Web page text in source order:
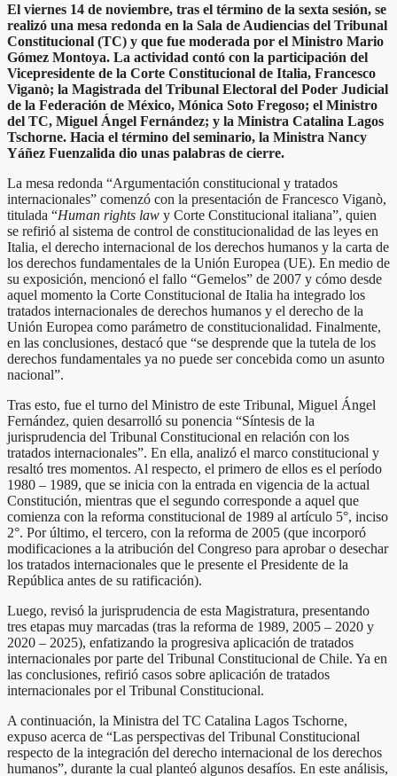
El viernes 14 de noviembre, tras el término de la sexta sesión, se
realizó una mesa redonda en la Sala de Audiencias del Tribunal
Constitucional (TC) y que fue moderada por el Ministro Mario
Gómez Montoya. La actividad contó con la participación del
Vicepresidente de la Corte Constitucional de Italia, Francesco
Viganò; la Magistrada del Tribunal Electoral del Poder Judicial
de la Federación de México, Mónica Soto Fregoso; el Ministro
del TC, Miguel Ángel Fernández; y la Ministra Catalina Lagos
Tschorne. Hacia el término del seminario, la Ministra Nancy
Yáñez Fuenzalida dio unas palabras de cierre.
La mesa redonda “Argumentación constitucional y tratados
internacionales” comenzó con la presentación de Francesco Viganò,
titulada “Human rights law y Corte Constitucional italiana”, quien
se refirió al sistema de control de constitucionalidad de las leyes en
Italia, el derecho internacional de los derechos humanos y la carta de
los derechos fundamentales de la Unión Europea (UE). En medio de
su exposición, mencionó el fallo “Gemelos” de 2007 y cómo desde
aquel momento la Corte Constitucional de Italia ha integrado los
tratados internacionales de derechos humanos y el derecho de la
Unión Europea como parámetro de constitucionalidad. Finalmente,
en las conclusiones, destacó que “se desprende que la tutela de los
derechos fundamentales ya no puede ser concebida como un asunto
nacional”.
Tras esto, fue el turno del Ministro de este Tribunal, Miguel Ángel
Fernández, quien desarrolló su ponencia “Síntesis de la
jurisprudencia del Tribunal Constitucional en relación con los
tratados internacionales”. En ella, analizó el marco constitucional y
resaltó tres momentos. Al respecto, el primero de ellos es el período
1980 – 1989, que se inicia con la entrada en vigencia de la actual
Constitución, mientras que el segundo corresponde a aquel que
comienza con la reforma constitucional de 1989 al artículo 5°, inciso
2°. Por último, el tercero, con la reforma de 2005 (que incorporó
modificaciones a la atribución del Congreso para aprobar o desechar
los tratados internacionales que le presente el Presidente de la
República antes de su ratificación).
Luego, revisó la jurisprudencia de esta Magistratura, presentando
tres etapas muy marcadas (tras la reforma de 1989, 2005 – 2020 y
2020 – 2025), enfatizando la progresiva aplicación de tratados
internacionales por parte del Tribunal Constitucional de Chile. Ya en
las conclusiones, refirió casos sobre aplicación de tratados
internacionales por el Tribunal Constitucional.
A continuación, la Ministra del TC Catalina Lagos Tschorne,
expuso acerca de “Las perspectivas del Tribunal Constitucional
respecto de la integración del derecho internacional de los derechos
humanos”, durante la cual planteó algunos desafíos. En este análisis,